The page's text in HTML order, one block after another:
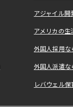
アジャイル
アメリカの
外国人採用
外国人派遣な
レバウェル